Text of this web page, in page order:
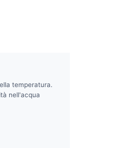
temperatura.
nell'acqua